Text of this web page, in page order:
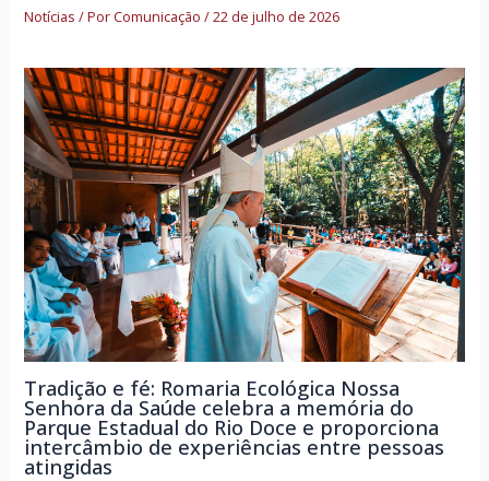
Notícias / PorComunicação/22 de julho de 2026
Tradição e fé: Romaria Ecológica Nossa
Senhora da Saúde celebra a memória do
Parque Estadual do Rio Doce e proporciona
intercâmbio de experiências entre pessoas
atingidas